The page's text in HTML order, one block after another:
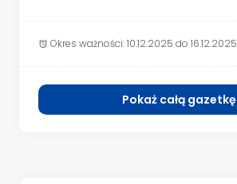
alarm Okres ważności:10.12.2025 do 16.12.2025
Pokaż całą gazetkę